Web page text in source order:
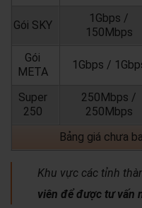
Gói SKY
1Gbps /
150Mbps
Gói
META
1Gbps /
Super
250
250Mbps /
250Mbps
Bảng giá chưa
Khu vực các tỉnh
viên để được tư vấn